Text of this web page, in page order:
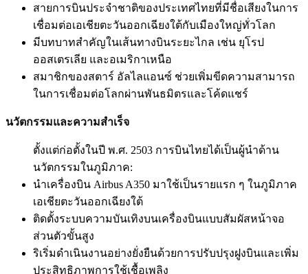
สายการบินประจำชาติของประเทศไทยที่มีชื่อเสียงในการ
เชื่อมต่อเอเชียตะวันออกเฉียงใต้กับเมืองใหญ่ทั่วโลก
มีบทบาทสำคัญในเส้นทางบินระยะไกล เช่น ยุโรป
ออสเตรเลีย และอเมริกาเหนือ
สมาชิกของสตาร์ อัลไลแอนซ์ ช่วยเพิ่มขีดความสามารถ
ในการเชื่อมต่อโลกผ่านพันธมิตรและโค้ดแชร์
นวัตกรรมและความสำเร็จ
ตั้งแต่ก่อตั้งในปี พ.ศ. 2503 การบินไทยได้เป็นผู้นำด้าน
นวัตกรรมในภูมิภาค:
นำเครื่องบิน Airbus A350 มาใช้เป็นรายแรก ๆ ในภูมิภาค
เอเชียตะวันออกเฉียงใต้
ติดตั้งระบบความบันเทิงบนเครื่องบินแบบสัมผัสหน้าจอ
ส่วนตัวขั้นสูง
ริเริ่มดำเนินงานอย่างยั่งยืนด้วยการปรับปรุงฝูงบินและเพิ่ม
ประสิทธิภาพการใช้เชื้อเพลิง